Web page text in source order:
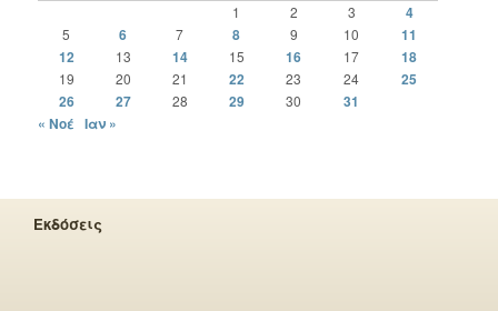
1 2 3 4
5 6 7 8 9 10
11
12
13 14 15 16 17 18
19 20 21 22 23 24
25
26
27 28 29 30
31
« Νοέ Ιαν »
Εκδόσεις